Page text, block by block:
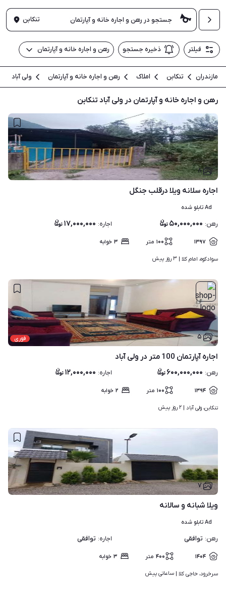
تنکابن
فیلتر ذخیره جستجو رهن و اجاره خانه و آپارتمان
مازندران تنکابن املاک رهن و اجاره خانه و آپارتمان ولی آباد
رهن و اجاره خانه و آپارتمان در ولی آباد تنکابن
۸
اجاره سلانه ویلا درقلب جنگل
Ad تابلو شده
رهن: ۵۰,۰۰۰,۰۰۰ اجاره: ۱۷,۰۰۰,۰۰۰
۱۳۹۷ ۱۰۰ متر ۳ خوابه
سوادکوه، امام کلا | ۳ روز پیش
فوری ۵
اجاره آپارتمان 100 متر در ولی آباد
رهن: ۶۰۰,۰۰۰,۰۰۰ اجاره: ۱۲,۰۰۰,۰۰۰
۱۳۹۴ ۱۰۰ متر ۲ خوابه
تنکابن، ولی آباد | ۲ روز پیش
۷
ویلا شبانه و سالانه
Ad تابلو شده
رهن: توافقی اجاره: توافقی
۱۴۰۴ ۴۰۰ متر ۳ خوابه
سرخرود، حاجی کلا | ساعاتی پیش